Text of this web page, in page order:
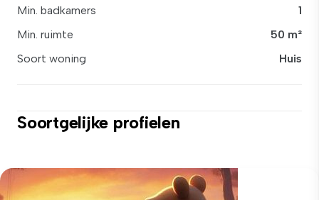
Min. badkamers
1
Min. ruimte
50 m²
Soort woning
Huis
Soortgelijke profielen